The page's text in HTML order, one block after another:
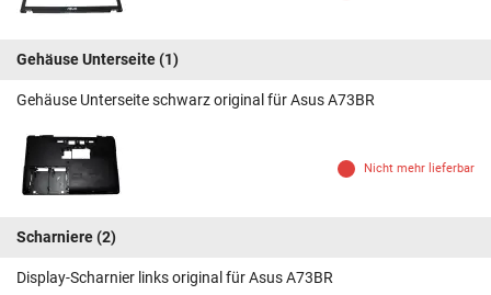
Gehäuse Unterseite(1)
Gehäuse Unterseite schwarz original für Asus A73BR
Nicht mehr lieferbar
Scharniere(2)
Display-Scharnier links original für Asus A73BR